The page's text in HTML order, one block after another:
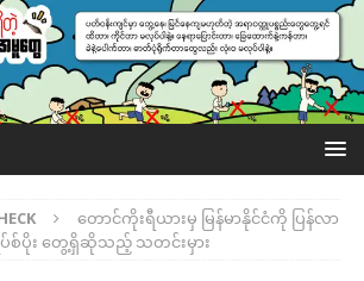
တောင်ကိုးရီယားမှ မြန်မာနိုင်ငံကို ပြန်လာ
စ်ပိုး တွေ့ရှိဆိုသည့် သတင်းမှား